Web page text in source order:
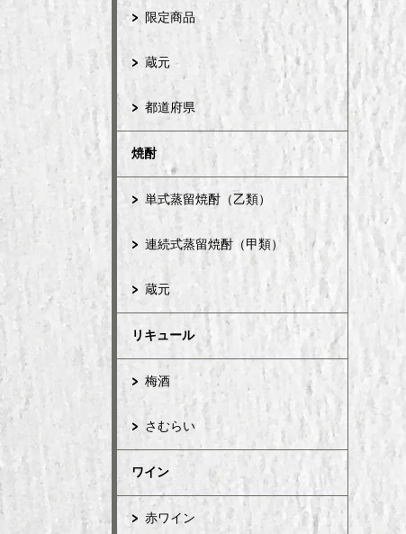
限定商品
蔵元
都道府県
焼酎
単式蒸留焼酎（乙類）
連続式蒸留焼酎（甲類）
蔵元
リキュール
梅酒
さむらい
ワイン
赤ワイン